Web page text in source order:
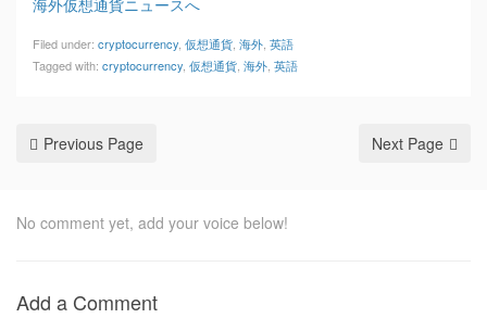
海外仮想通貨ニュースへ
Filed under: cryptocurrency 仮想通貨 海外 英語
Tagged with: cryptocurrency 仮想通貨 海外 英語
Previous Page Next Page
No comment yet, add your voice below!
Add a Comment